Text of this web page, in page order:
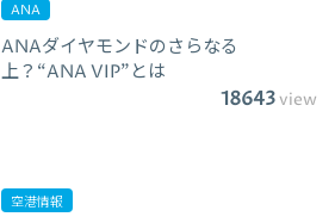
ANA
ANAダイヤモンドのさらなる
上？“ANA VIP”とは
18643view
空港情報